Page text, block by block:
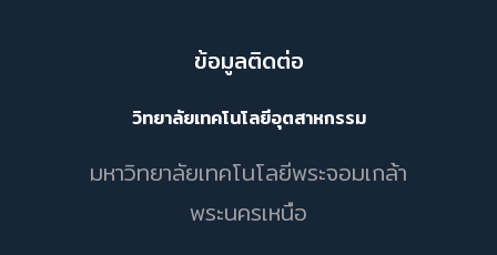
ข้อมูลติดต่อ
วิทยาลัยเทคโนโลยีอุตสาหกรรม
มหาวิทยาลัยเทคโนโลยีพระจอมเกล้า
พระนครเหนือ